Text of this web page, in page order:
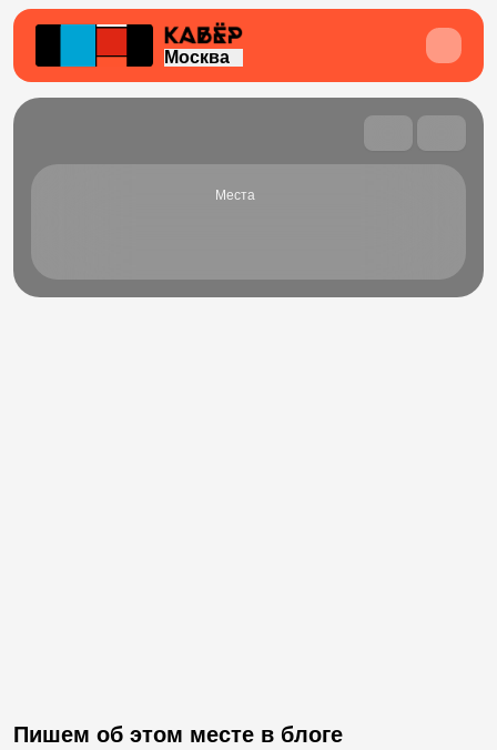
Москва
Места
Пишем об этом месте в блоге